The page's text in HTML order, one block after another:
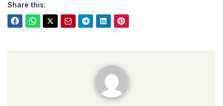
Share this: